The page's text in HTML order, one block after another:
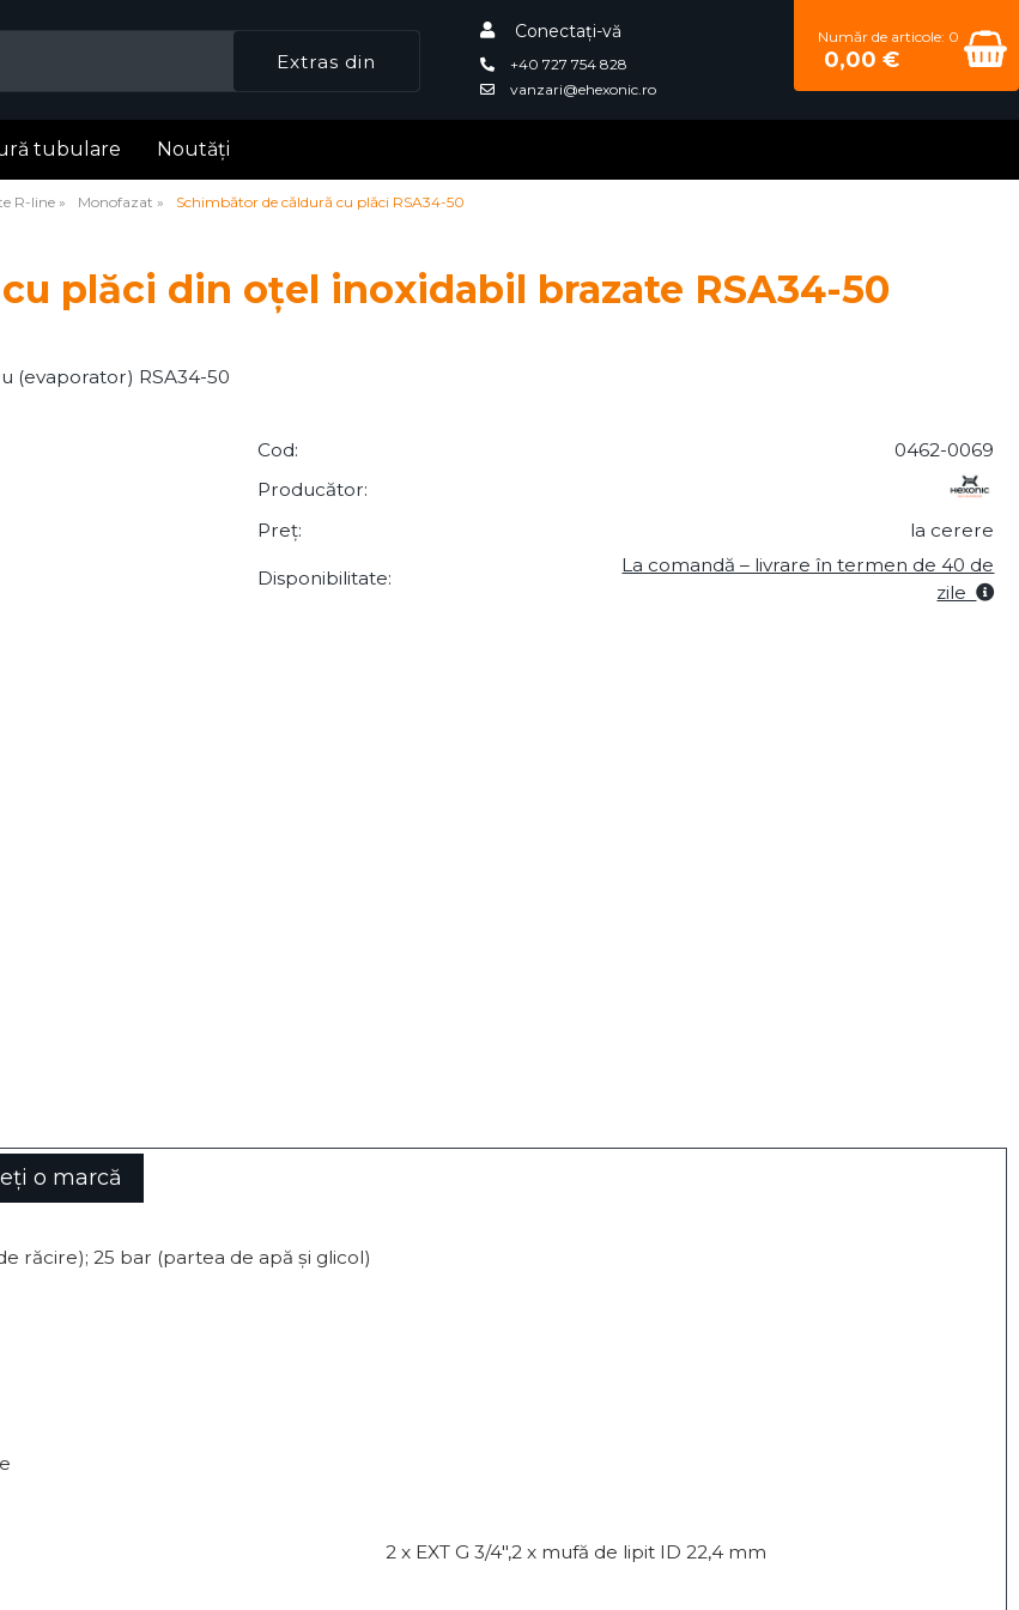
+40 727 754 828
vanzari@ehexonic.ro
Conectați-vă Număr de articole: 0
0,00 €
tubulare Noutăți
R-line Monofazat Schimbător de căldură cu plăci RSA34-50
plăci din oțel inoxidabil brazate RSA34-50
(evaporator) RSA34-50
Cod:
0462-0069
Producător:
Preț:
la cerere
Disponibilitate:
La comandă – livrare în termen de 40 de
zile
o marcă
răcire); 25 bar (partea de apă și glicol)
2 x EXT G 3/4",2 x mufă de lipit ID 22,4 mm